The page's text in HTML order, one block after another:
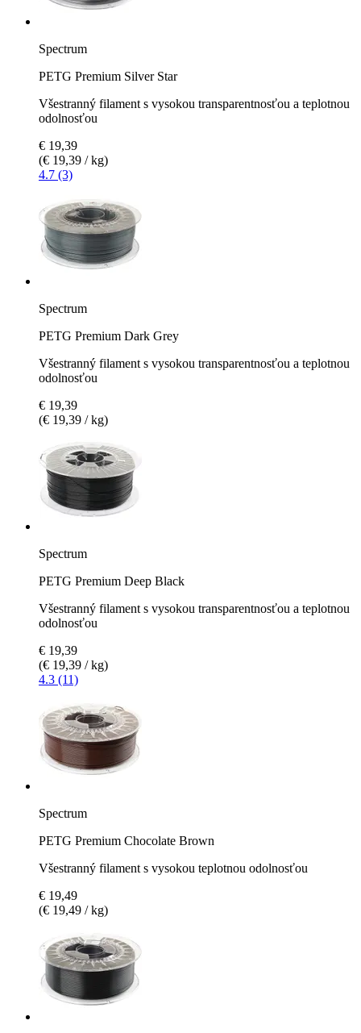
Spectrum
PETG Premium Silver Star
Všestranný filament s vysokou transparentnosťou a teplotnou
odolnosťou
€ 19,39
(€ 19,39 / kg)
4.7 (3)
Spectrum
PETG Premium Dark Grey
Všestranný filament s vysokou transparentnosťou a teplotnou
odolnosťou
€ 19,39
(€ 19,39 / kg)
Spectrum
PETG Premium Deep Black
Všestranný filament s vysokou transparentnosťou a teplotnou
odolnosťou
€ 19,39
(€ 19,39 / kg)
4.3 (11)
Spectrum
PETG Premium Chocolate Brown
Všestranný filament s vysokou teplotnou odolnosťou
€ 19,49
(€ 19,49 / kg)